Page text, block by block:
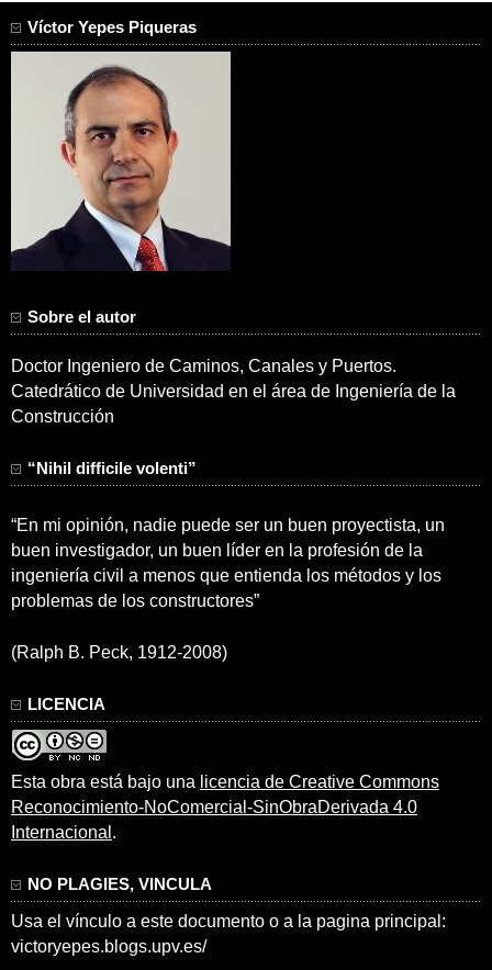
Víctor Yepes Piqueras
Sobre el autor
Doctor Ingeniero de Caminos, Canales y Puertos.
Catedrático de Universidad en el área de Ingeniería de la
Construcción
“Nihil difficile volenti”
“En mi opinión, nadie puede ser un buen proyectista, un
buen investigador, un buen líder en la profesión de la
ingeniería civil a menos que entienda los métodos y los
problemas de los constructores”
(Ralph B. Peck, 1912-2008)
LICENCIA
Esta obra está bajo una licencia de Creative Commons
Reconocimiento-NoComercial-SinObraDerivada 4.0
Internacional .
NO PLAGIES, VINCULA
Usa el vínculo a este documento o a la pagina principal:
victoryepes.blogs.upv.es/